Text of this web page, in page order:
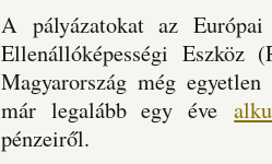
A pályázatokat az
Ellenállóképességi Eszköz
Magyarország még
már legalább egy éve
pénzeiről.